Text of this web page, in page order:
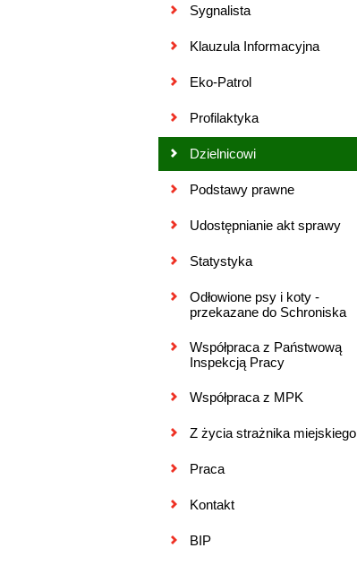
Sygnalista
Klauzula Informacyjna
Eko-Patrol
Profilaktyka
Dzielnicowi
Podstawy prawne
Udostępnianie akt sprawy
Statystyka
Odłowione psy i koty -
przekazane do Schroniska
Współpraca z Państwową
Inspekcją Pracy
Współpraca z MPK
Z życia strażnika miejskiego
Praca
Kontakt
BIP